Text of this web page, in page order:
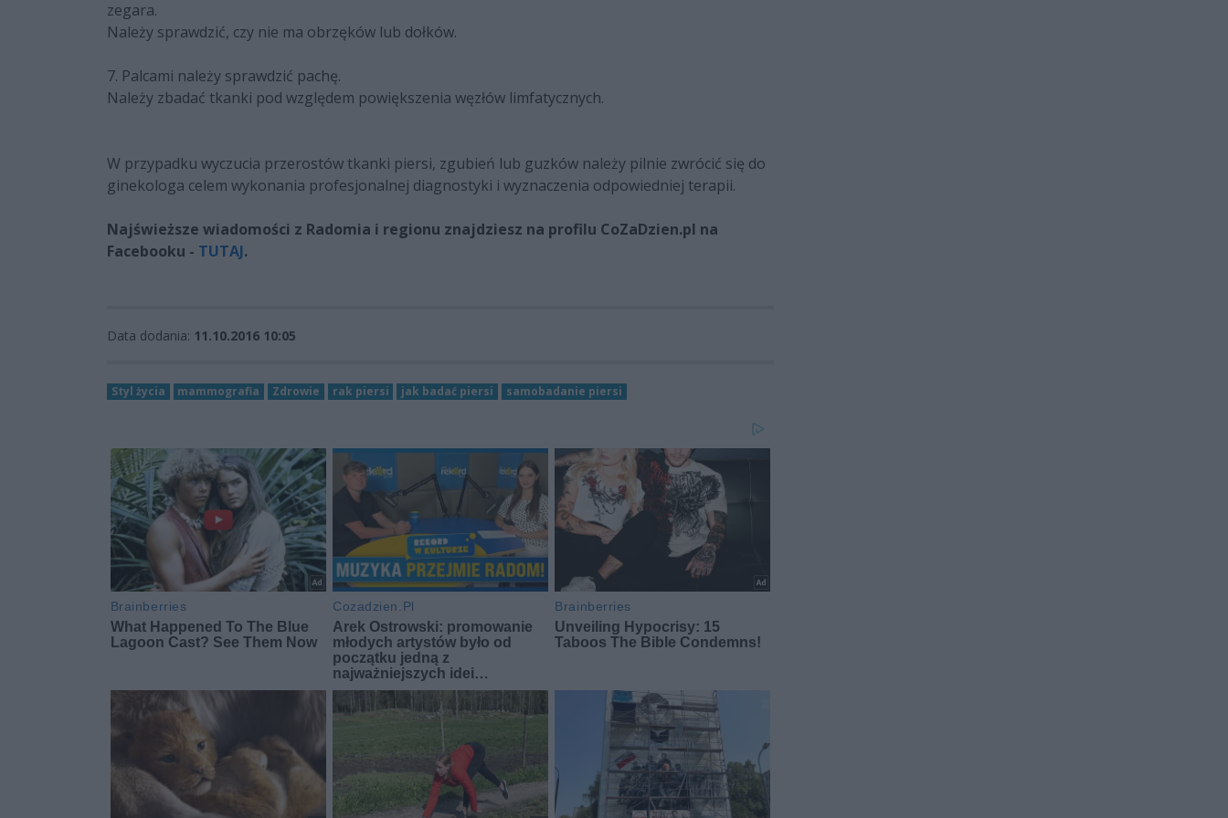
zegara.
Należy sprawdzić, czy nie ma obrzęków lub dołków.
7. Palcami należy sprawdzić pachę.
Należy zbadać tkanki pod względem powiększenia węzłów limfatycznych.
W przypadku wyczucia przerostów tkanki piersi, zgubień lub guzków należy pilnie zwrócić się do
ginekologa celem wykonania profesjonalnej diagnostyki i wyznaczenia odpowiedniej terapii.
Najświeższe wiadomości z Radomia i regionu znajdziesz na profilu CoZaDzien.pl na
Facebooku - TUTAJ.
Data dodania: 11.10.2016 10:05
Styl życia mammografia Zdrowie rak piersi jak badać piersi samobadanie piersi